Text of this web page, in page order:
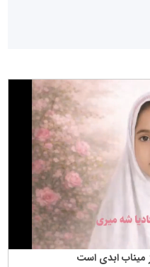
میناب ابدی است